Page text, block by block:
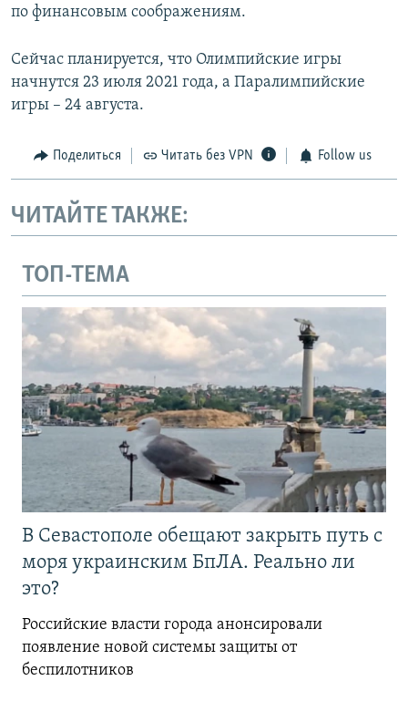
по финансовым соображениям.
Сейчас планируется, что Олимпийские игры
начнутся 23 июля 2021 года, а Паралимпийские
игры – 24 августа.
Поделиться Читать без VPN Follow us
ЧИТАЙТЕ ТАКЖЕ:
ТОП-ТЕМА
В Севастополе обещают закрыть путь с
моря украинским БпЛА. Реально ли
это?
Российские власти города анонсировали
появление новой системы защиты от
беспилотников